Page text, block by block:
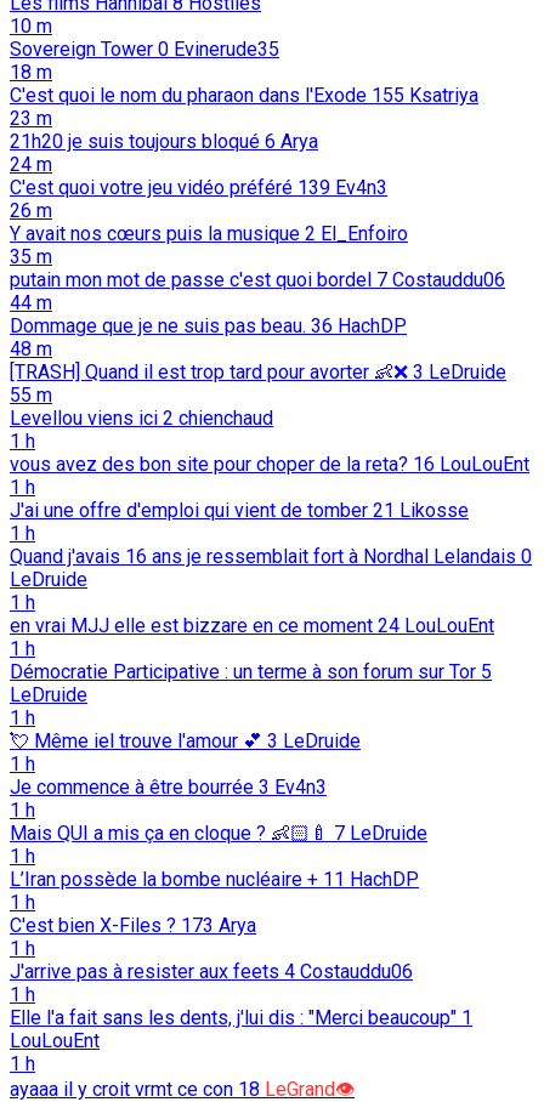
10 m
Sovereign Tower 0 Evinerude35
18 m
C'est quoi le nom du pharaon dans l'Exode 155 Ksatriya
23 m
21h20 je suis toujours bloqué 6 Arya
24 m
C'est quoi votre jeu vidéo préféré 139 Ev4n3
26 m
Y avait nos cœurs puis la musique 2 El_Enfoiro
35 m
putain mon mot de passe c'est quoi bordel 7 Costauddu06
44 m
Dommage que je ne suis pas beau. 36 HachDP
48 m
[TRASH] Quand il est trop tard pour avorter 👶️❌️ 3 LeDruide
55 m
Levellou viens ici 2 chienchaud
1 h
vous avez des bon site pour choper de la reta? 16 LouLouEnt
1 h
J'ai une offre d'emploi qui vient de tomber 21 Likosse
1 h
Quand j'avais 16 ans je ressemblait fort à Nordhal Lelandais 0
LeDruide
1 h
en vrai MJJ elle est bizzare en ce moment 24 LouLouEnt
1 h
Démocratie Participative : un terme à son forum sur Tor 5
LeDruide
1 h
💘️ Même iel trouve l'amour 💕️ 3 LeDruide
1 h
Je commence à être bourrée 3 Ev4n3
1 h
Mais QUI a mis ça en cloque ? 👶🏻🍼 7 LeDruide
1 h
L’Iran possède la bombe nucléaire + 11 HachDP
1 h
C'est bien X-Files ? 173 Arya
1 h
J'arrive pas à resister aux feets 4 Costauddu06
1 h
Elle l'a fait sans les dents, j'lui dis : "Merci beaucoup" 1
LouLouEnt
1 h
ayaaa il y croit vrmt ce con 18 LeGrand👁️